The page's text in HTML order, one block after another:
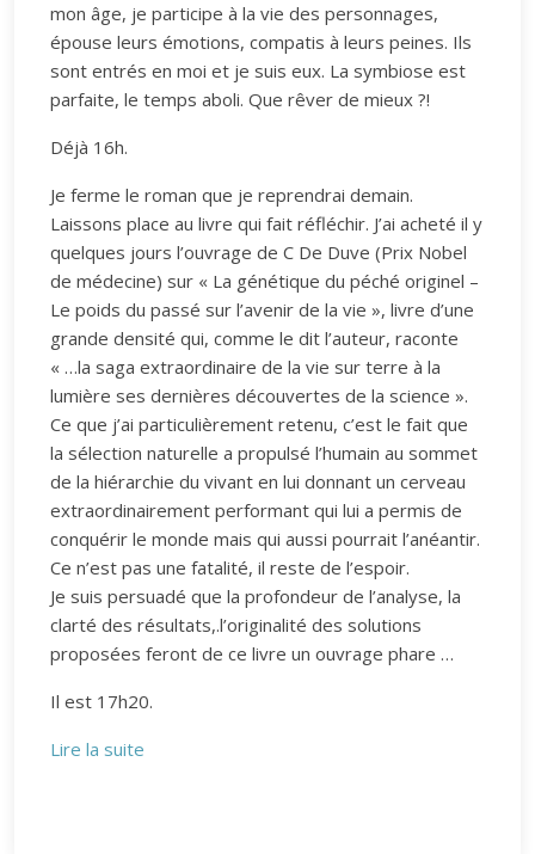
mon âge, je participe à la vie des personnages,
épouse leurs émotions, compatis à leurs peines. Ils
sont entrés en moi et je suis eux. La symbiose est
parfaite, le temps aboli. Que rêver de mieux ?!
Déjà 16h.
Je ferme le roman que je reprendrai demain.
Laissons place au livre qui fait réfléchir. J’ai acheté il y
quelques jours l’ouvrage de C De Duve (Prix Nobel
de médecine) sur « La génétique du péché originel –
Le poids du passé sur l’avenir de la vie », livre d’une
grande densité qui, comme le dit l’auteur, raconte
« …la saga extraordinaire de la vie sur terre à la
lumière ses dernières découvertes de la science ».
Ce que j’ai particulièrement retenu, c’est le fait que
la sélection naturelle a propulsé l’humain au sommet
de la hiérarchie du vivant en lui donnant un cerveau
extraordinairement performant qui lui a permis de
conquérir le monde mais qui aussi pourrait l’anéantir.
Ce n’est pas une fatalité, il reste de l’espoir.
Je suis persuadé que la profondeur de l’analyse, la
clarté des résultats,.l’originalité des solutions
proposées feront de ce livre un ouvrage phare …
Il est 17h20.
Lire la suite